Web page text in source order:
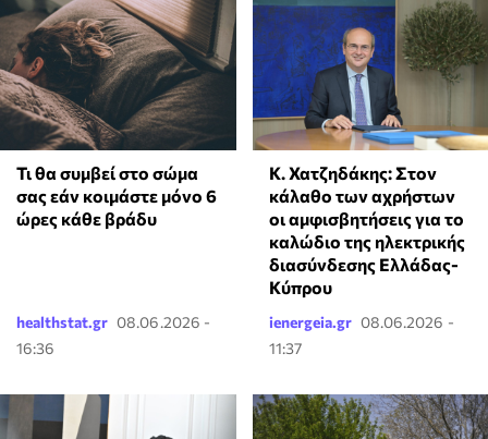
Τι θα συμβεί στο σώμα
σας εάν κοιμάστε μόνο 6
ώρες κάθε βράδυ
healthstat.gr 08.06.2026 -
16:36
Κ. Χατζηδάκης: Στον
κάλαθο των αχρήστων
οι αμφισβητήσεις για το
καλώδιο της ηλεκτρικής
διασύνδεσης Ελλάδας-
Κύπρου
ienergeia.gr 08.06.2026 -
11:37